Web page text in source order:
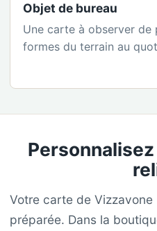
Objet de bureau
Une carte à observer
formes du terrain au
Votre carte de Vizzavone
préparée. Dans la